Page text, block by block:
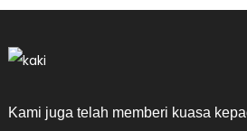
Kami juga telah memberi kuasa